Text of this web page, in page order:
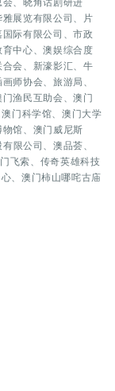
展览有限公司、片
际有限公司、市政
中心、澳娱综合度
会、新濠影汇、牛
师协会、旅游局、
渔民互助会、澳门
门科学馆、澳门大学
馆、澳门威尼斯
限公司、澳品荟、
飞索、传奇英雄科技
、澳门柿山哪咤古庙